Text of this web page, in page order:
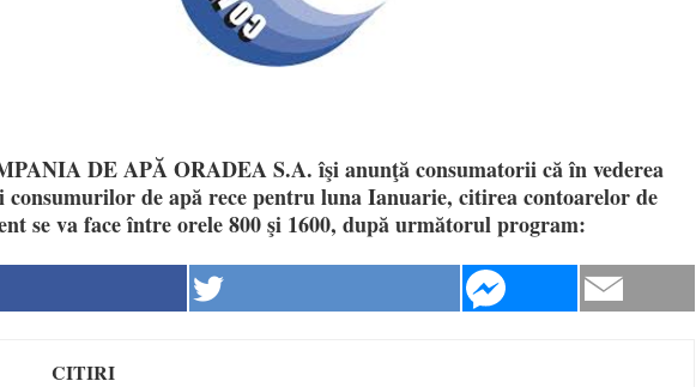
DE APĂ ORADEA S.A. îşi anunţă consumatorii că în vederea
de apă rece pentru luna Ianuarie, citirea contoarelor de
se va face între orele 800 şi 1600, după următorul program:
CITIRI